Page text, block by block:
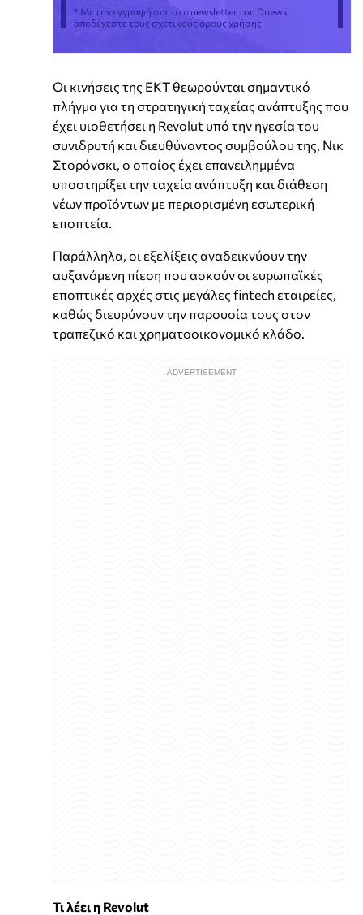
* Με την εγγραφή σας στο newsletter του Dnews,
αποδέχεστε τους σχετικούς όρους χρήσης
Οι κινήσεις της ΕΚΤ θεωρούνται σημαντικό
πλήγμα για τη στρατηγική ταχείας ανάπτυξης που
έχει υιοθετήσει η Revolut υπό την ηγεσία του
συνιδρυτή και διευθύνοντος συμβούλου της, Νικ
Στορόνσκι, ο οποίος έχει επανειλημμένα
υποστηρίξει την ταχεία ανάπτυξη και διάθεση
νέων προϊόντων με περιορισμένη εσωτερική
εποπτεία.
Παράλληλα, οι εξελίξεις αναδεικνύουν την
αυξανόμενη πίεση που ασκούν οι ευρωπαϊκές
εποπτικές αρχές στις μεγάλες fintech εταιρείες,
καθώς διευρύνουν την παρουσία τους στον
τραπεζικό και χρηματοοικονομικό κλάδο.
Τι λέει η Revolut